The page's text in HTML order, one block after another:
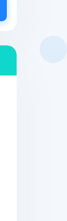
настолько
ломки